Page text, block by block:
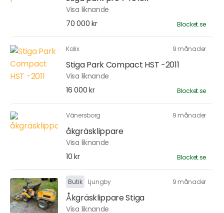
Visa liknande
70 000 kr
Blocket.se
Kalix 9 månader
Stiga Park Compact HST -2011
Visa liknande
16 000 kr
Blocket.se
Vänersborg 9 månader
åkgräsklippare
Visa liknande
10 kr
Blocket.se
Butik Ljungby 9 månader
Åkgräsklippare Stiga
Visa liknande